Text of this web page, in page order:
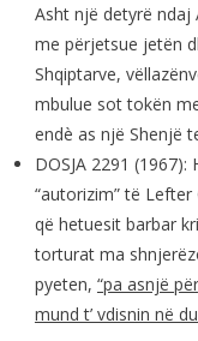
Asht një detyrë
me përjetsue jetën
Shqiptarve,
mbulue sot tokën
endè as një Shenjë
DOSJA 2291
“autorizim” të
që hetuesit barbar
torturat ma
pyeten, “pa asnjë
mund t’ vdisnin në